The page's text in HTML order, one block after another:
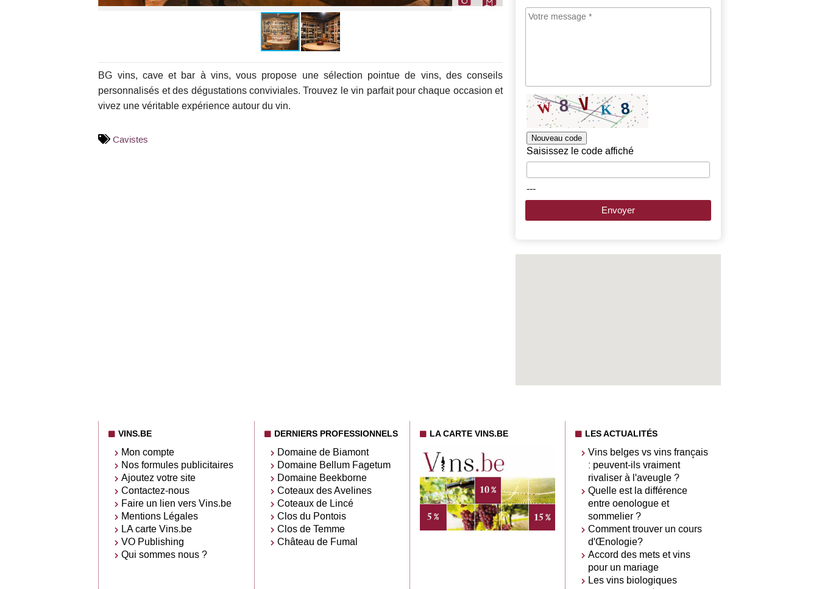
BG vins, cave et bar à vins, vous propose une sélection pointue de vins, des conseils
personnalisés et des dégustations conviviales. Trouvez le vin parfait pour chaque occasion et
vivez une véritable expérience autour du vin.
Cavistes Nouveau code
Saisissez le code affiché
---
Envoyer
VINS.BE
Mon compte
Nos formules publicitaires
Ajoutez votre site
Contactez-nous
Faire un lien vers Vins.be
Mentions Légales
LA carte Vins.be
VO Publishing
Qui sommes nous ?
DERNIERS PROFESSIONNELS
Domaine de Biamont
Domaine Bellum Fagetum
Domaine Beekborne
Coteaux des Avelines
Coteaux de Lincé
Clos du Pontois
Clos de Temme
Château de Fumal
LA CARTE VINS.BE LES ACTUALITÉS
Vins belges vs vins français
: peuvent-ils vraiment
rivaliser à l'aveugle ?
Quelle est la différence
entre oenologue et
sommelier ?
Comment trouver un cours
d'Œnologie?
Accord des mets et vins
pour un mariage
Les vins biologiques